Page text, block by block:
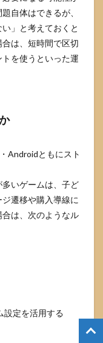
自体はできるが、
」と考えておくと
は、短時間で区切
を使うといった運
Androidともにスト
いゲームは、子ど
遷移や購入導線に
は、次のようなル
設定を活用する